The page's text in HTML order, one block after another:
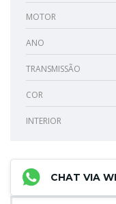
MOTOR
ANO
TRANSMISSÃO
COR
INTERIOR
CHAT VIA